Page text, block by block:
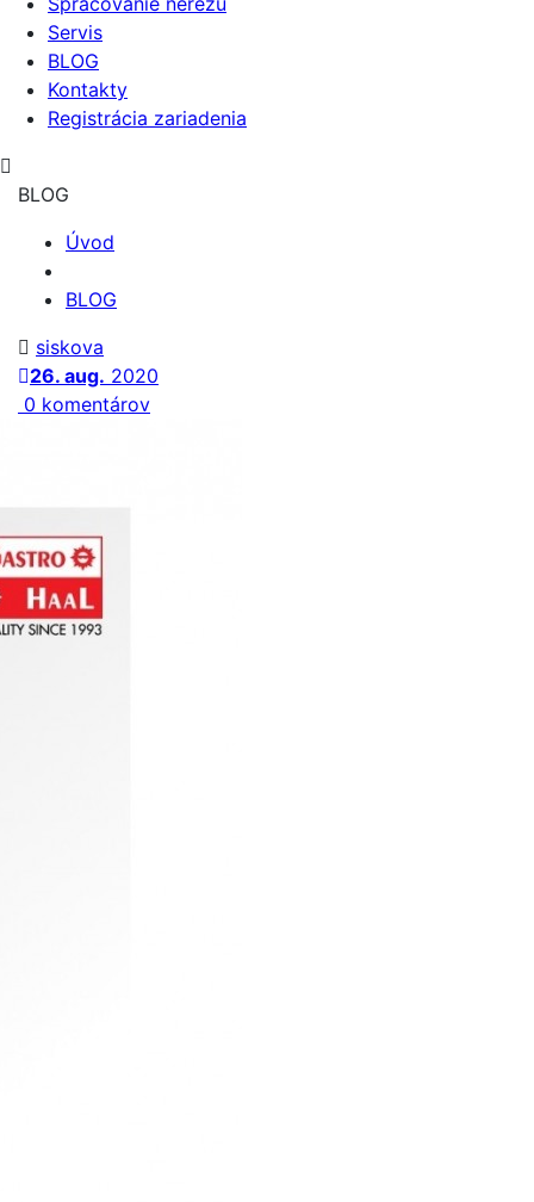
Servis
BLOG
Kontakty
Registrácia zariadenia
BLOG
Úvod
BLOG
siskova
26. aug. 2020
0 komentárov